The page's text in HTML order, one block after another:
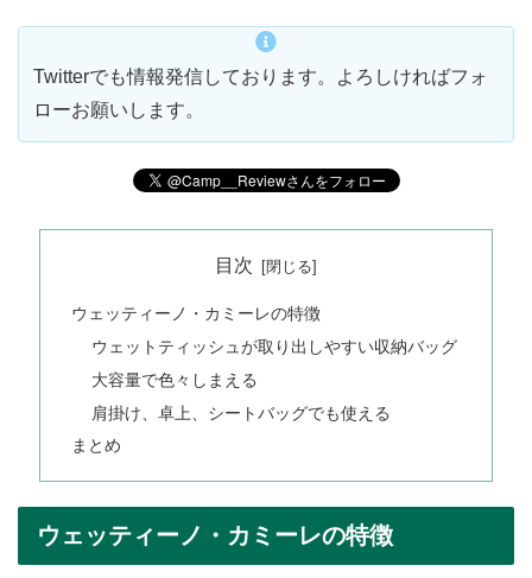
Twitterでも情報発信しております。よろしければフォ
ローお願いします。
目次
ウェッティーノ・カミーレの特徴
ウェットティッシュが取り出しやすい収納バッグ
大容量で色々しまえる
肩掛け、卓上、シートバッグでも使える
まとめ
ウェッティーノ・カミーレの特徴